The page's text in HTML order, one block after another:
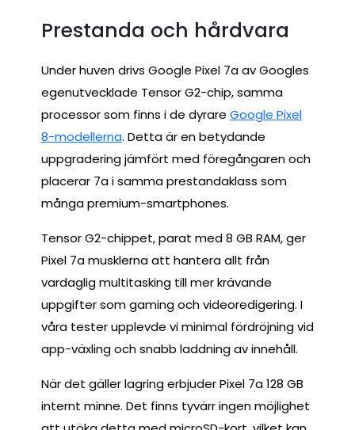
Prestanda och hårdvara
Under huven drivs Google Pixel 7a av Googles
egenutvecklade Tensor G2-chip, samma
processor som finns i de dyrare Google Pixel
8-modellerna. Detta är en betydande
uppgradering jämfört med föregångaren och
placerar 7a i samma prestandaklass som
många premium-smartphones.
Tensor G2-chippet, parat med 8 GB RAM, ger
Pixel 7a musklerna att hantera allt från
vardaglig multitasking till mer krävande
uppgifter som gaming och videoredigering. I
våra tester upplevde vi minimal fördröjning vid
app-växling och snabb laddning av innehåll.
När det gäller lagring erbjuder Pixel 7a 128 GB
internt minne. Det finns tyvärr ingen möjlighet